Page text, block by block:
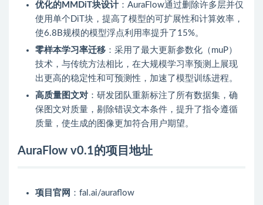
优化的MMDiT块设计：AuraFlow通过删除许多层并仅
使用单个DiT块，提高了模型的可扩展性和计算效率，
使6.8B规模的模型浮点利用率提升了15%。
零样本学习率迁移 ：采用了最大更新参数化（muP）
技术，与传统方法相比，在大规模学习率预测上展现
出更高的稳定性和可预测性，加速了模型训练进程。
高质量图文对 ：研发团队重新标注了所有数据集，确
保图文对质量，剔除错误文本条件，提升了指令遵循
质量，使生成的图像更加符合用户期望。
AuraFlow v0.1的项目地址
项目官网 ：fal.ai/auraflow